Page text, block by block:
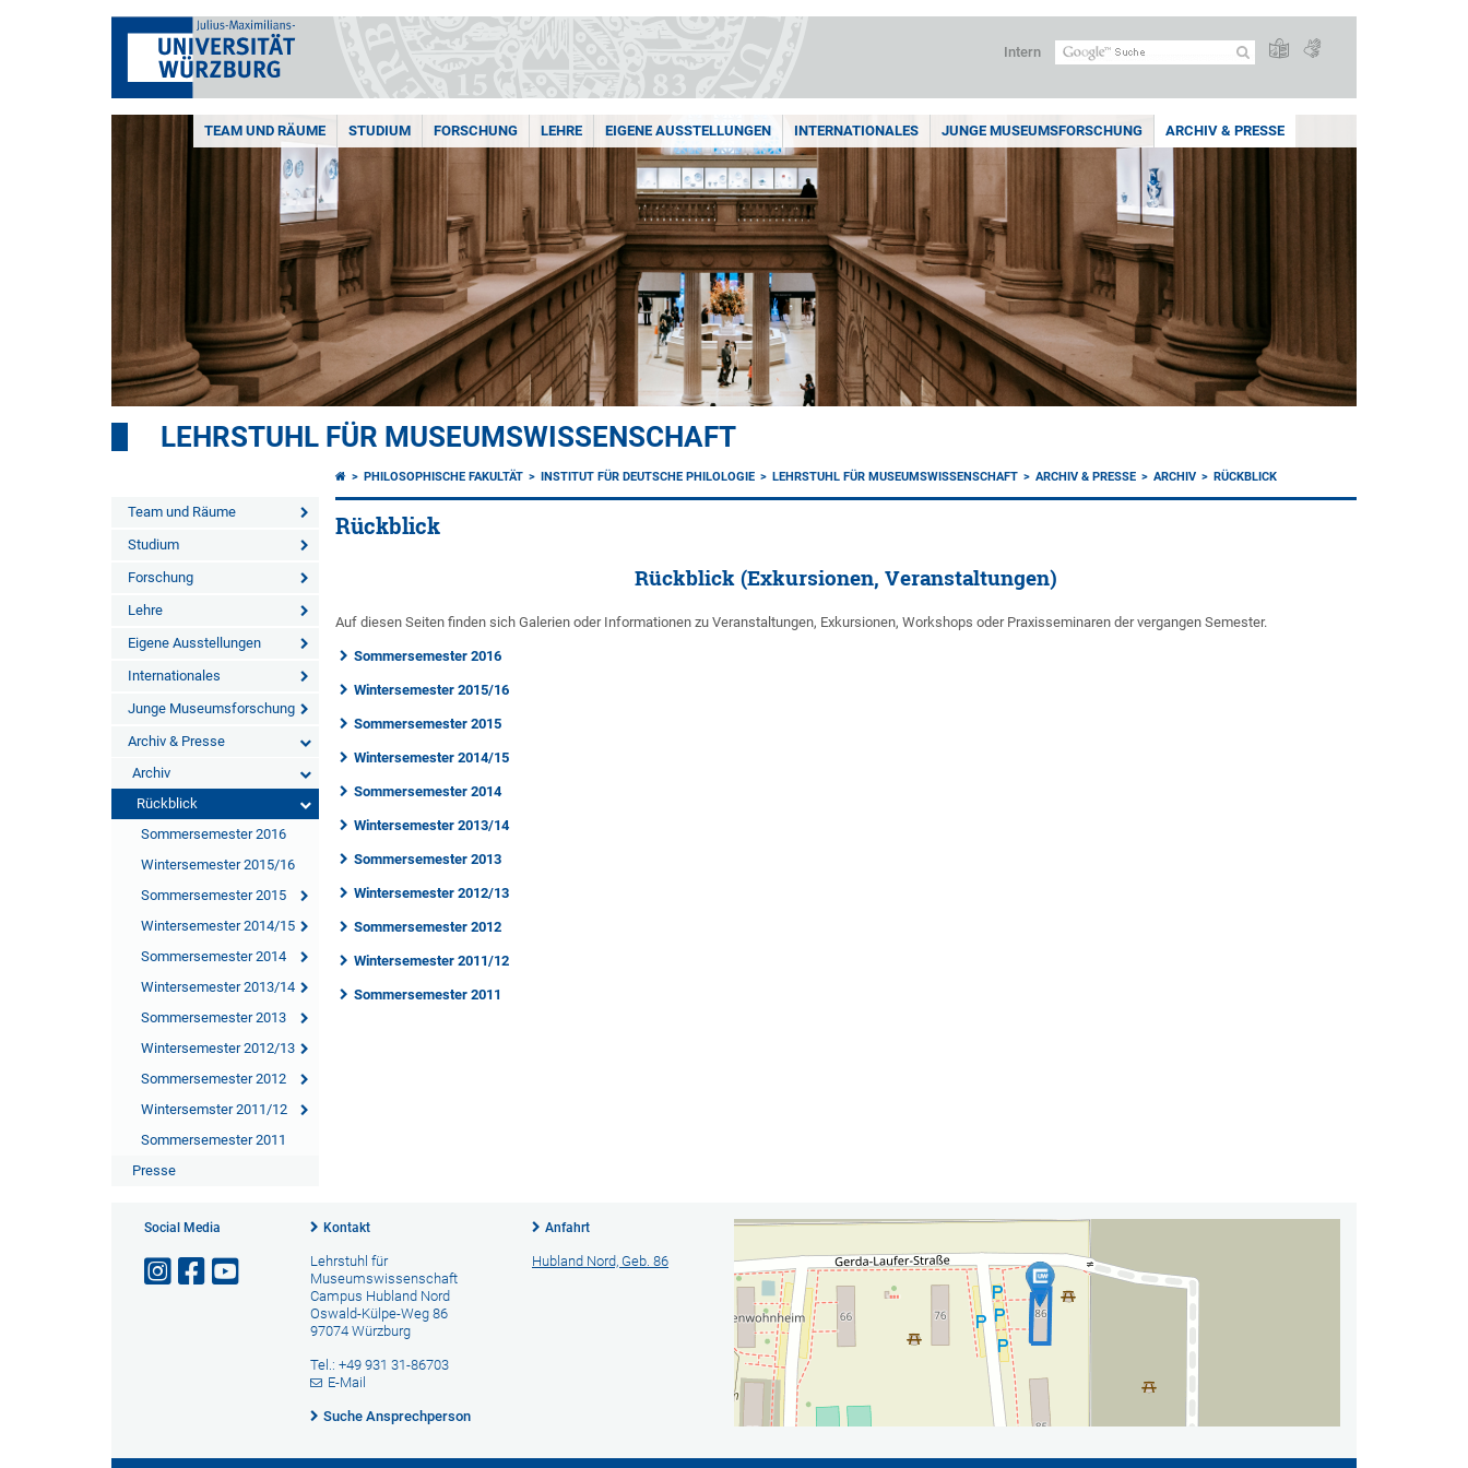
Intern
TEAM UND RÄUME STUDIUM FORSCHUNG LEHRE EIGENE AUSSTELLUNGEN INTERNATIONALES JUNGE MUSEUMSFORSCHUNG ARCHIV & PRESSE
LEHRSTUHL FÜR MUSEUMSWISSENSCHAFT
Team und Räume
Studium
Forschung
Lehre
Eigene Ausstellungen
Internationales
Junge Museumsforschung
Archiv & Presse
Archiv
Rückblick
Sommersemester 2016
Wintersemester 2015/16
Sommersemester 2015
Wintersemester 2014/15
Sommersemester 2014
Wintersemester 2013/14
Sommersemester 2013
Wintersemester 2012/13
Sommersemester 2012
Wintersemster 2011/12
Sommersemester 2011
Presse
PHILOSOPHISCHE FAKULTÄT INSTITUT FÜR DEUTSCHE PHILOLOGIE LEHRSTUHL FÜR MUSEUMSWISSENSCHAFT ARCHIV & PRESSE ARCHIV RÜCKBLICK
Rückblick
Rückblick (Exkursionen, Veranstaltungen)
Auf diesen Seiten finden sich Galerien oder Informationen zu Veranstaltungen, Exkursionen, Workshops oder Praxisseminaren der vergangen Semester.
Sommersemester 2016
Wintersemester 2015/16
Sommersemester 2015
Wintersemester 2014/15
Sommersemester 2014
Wintersemester 2013/14
Sommersemester 2013
Wintersemester 2012/13
Sommersemester 2012
Wintersemester 2011/12
Sommersemester 2011
Social Media Kontakt
Lehrstuhl für
Museumswissenschaft
Campus Hubland Nord
Oswald-Külpe-Weg 86
97074 Würzburg
Tel.: +49 931 31-86703
E-Mail
Suche Ansprechperson
Anfahrt
Hubland Nord, Geb. 86